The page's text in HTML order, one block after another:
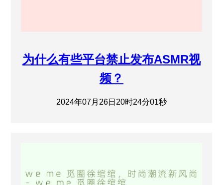
为什么有些平台禁止发布ASMR视
频？
2024年07月26日20时24分01秒